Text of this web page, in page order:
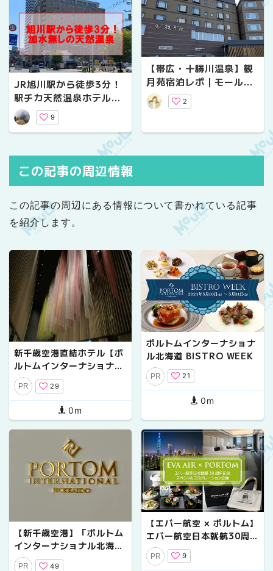
JR旭川駅から徒歩3分！
駅チカ天然温泉ホテルの
「プレミアホテル-CABI
N-旭川」で日帰り入浴
9
【帯広・十勝川温泉】観
月苑宿泊レポ｜モール温
泉と北海道グルメを満喫
できる温泉宿
2
この記事の周辺情報
この記事の周辺にある情報について書かれている記事
を紹介します。
新千歳空港直結ホテル【ポ
ルトムインターナショナル
北海道】大人を癒す静寂と
アート
PR 29
0m
ポルトムインターナショナ
ル北海道 BISTRO WEEK
PR 21
0m
【新千歳空港】「ポルトム
インターナショナル北海
道」で空港から一歩も出ず
PR 49
【エバー航空 × ポルトム】
エバー航空日本就航30周年
記念スペシャルコラボレー
ション企画
PR 9